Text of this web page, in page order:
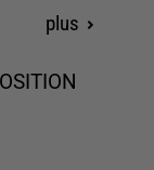
plus